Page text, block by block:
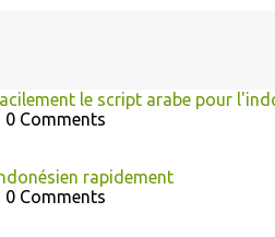
le script arabe pour
0 Comments
rapidement
0 Comments